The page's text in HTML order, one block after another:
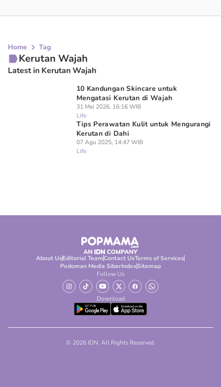
Home Tag
Kerutan Wajah
Latest in Kerutan Wajah
10 Kandungan Skincare untuk
Mengatasi Kerutan di Wajah
31 Mei 2026, 16:16 WIB
Life
Tips Perawatan Kulit untuk Mengurangi
Kerutan di Dahi
07 Agu 2025, 14:47 WIB
Life
About UsEditorial TeamContact UsTerms of Services
Pedoman Media SiberIndexSitemap
Follow Us
Download
© 2026 IDN. All Rights Reserved.